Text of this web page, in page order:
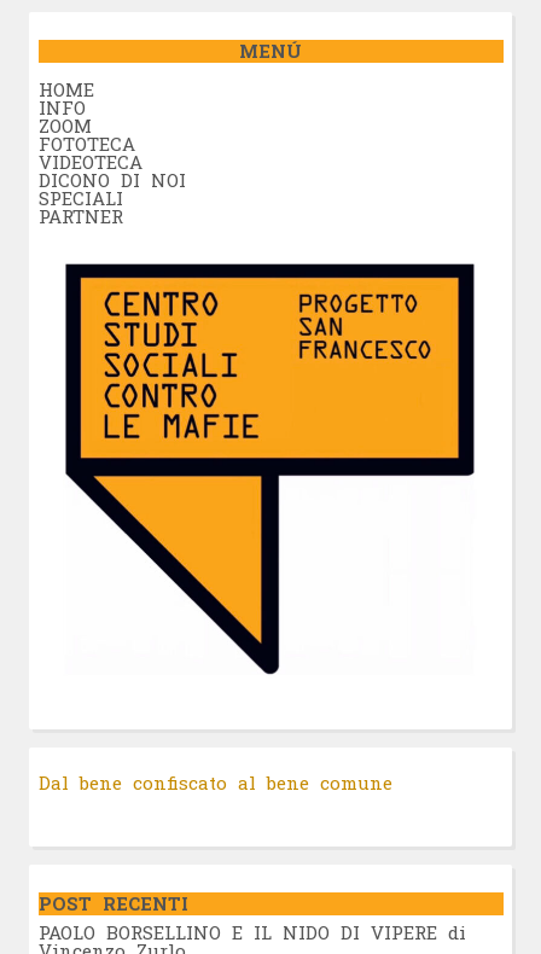
MENÚ
HOME
INFO
ZOOM
FOTOTECA
VIDEOTECA
DICONO DI NOI
SPECIALI
PARTNER
Dal bene confiscato al bene comune
POST RECENTI
PAOLO BORSELLINO E IL NIDO DI VIPERE di